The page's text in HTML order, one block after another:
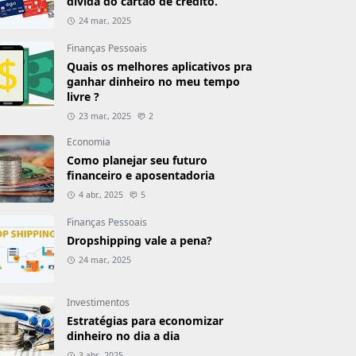
24 mar., 2025
Finanças Pessoais
Quais os melhores aplicativos pra
ganhar dinheiro no meu tempo
livre ?
23 mar., 2025 2
Economia
Como planejar seu futuro
financeiro e aposentadoria
4 abr., 2025 5
Finanças Pessoais
Dropshipping vale a pena?
24 mar., 2025
Investimentos
Estratégias para economizar
dinheiro no dia a dia